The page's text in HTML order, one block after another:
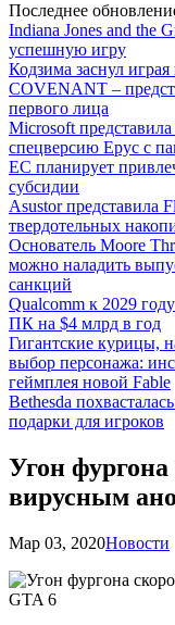
Последнее
Indiana Jones and the
успешную игру
Кодзима заснул
COVENANT –
первого лица
Microsoft
спецверсию Epyc с
ЕС планирует
субсидии
Asustor представила
твердотельных
Основатель Moore
можно наладить
санкций
Qualcomm к 2029
ПК на $4 млрд в год
Гигантские курицы,
выбор персонажа:
геймплея новой Fable
Bethesda
подарки для игроков
Угон
вирусным
Мар 03, 2020Новости